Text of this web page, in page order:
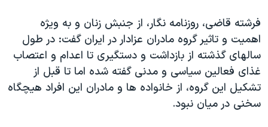
نرگس محمدی برنده جایزه نوبل صلح
همایش محافظه‌کاران آمریکا «سی‌پک»
صفحه‌های ویژه
سفر پرزیدنت ترامپ به چین
فرشته قاضی، روزنامه نگار، از جنبش زنان و به ویژه
اهمیت و تاثیر گروه مادران عزادار در ایران گفت: در طول
سالهای گذشته از بازداشت و دستگیری تا اعدام و اعتصاب
غذای فعالین سیاسی و مدنی گفته شده اما تا قبل از
تشکیل این گروه، از خانواده ها و مادران این افراد هیچگاه
سخنی در میان نبود.